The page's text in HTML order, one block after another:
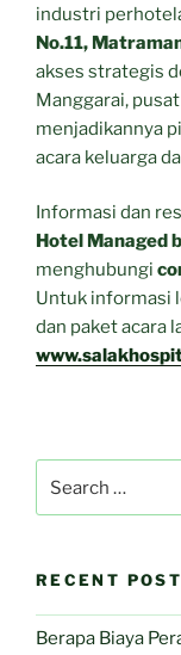
industri
No.11,
akses strategis
Manggarai,
menjadikannya
acara keluarga
Informasi dan
Hotel Managed
menghubungi
Untuk informasi
dan paket acara
RECENT
Berapa Biaya